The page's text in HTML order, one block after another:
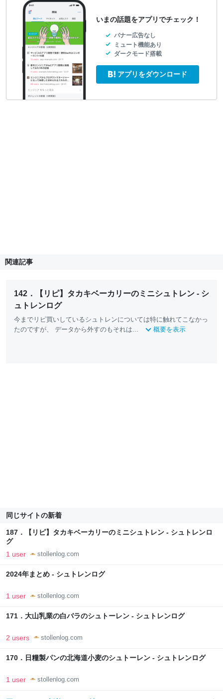
いまの話題をアプリでチェック！
バナー広告なし
ミュート機能あり
ダークモード搭載
アプリをダウンロード
関連記事
142．【リピ】タカキベーカリーのミニシュトレン - シ
ュトレンログ
今までリピ買いしているシュトレンについては特に触れてこなかっ
たのですが、 データから外すのもそれは...
概要を表示
同じサイトの新着
187．【リピ】タカキベーカリーのミニシュトレン - シュトレンロ
グ
1 user stollenlog.com
2024年まとめ - シュトレンログ
1 user stollenlog.com
171．大山乳業の白バラのシュトーレン - シュトレンログ
2 users stollenlog.com
170．日糧製パンの北海道小麦のシュトーレン - シュトレンログ
1 user stollenlog.com